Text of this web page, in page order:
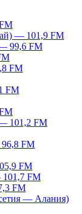
— 101,9 FM
— 99,6 FM
FM
FM
101,2 FM
96,8 FM
FM
101,7 FM
FM
— Алания)